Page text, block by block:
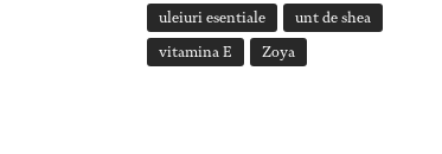
uleiuri esentiale unt de shea
vitamina E Zoya